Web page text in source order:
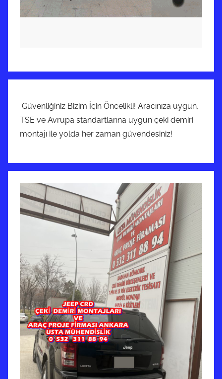
Güvenliğiniz Bizim İçin Öncelikli! Aracınıza uygun,
TSE ve Avrupa standartlarına uygun çeki demiri
montajı ile yolda her zaman güvendesiniz!